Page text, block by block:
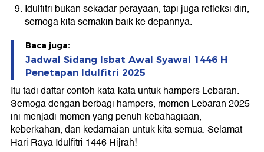
Idulfitri bukan sekadar perayaan, tapi juga refleksi diri,
semoga kita semakin baik ke depannya.
Baca juga:
Jadwal Sidang Isbat Awal Syawal 1446 H
Penetapan Idulfitri 2025
Itu tadi daftar contoh kata-kata untuk hampers Lebaran.
Semoga dengan berbagi hampers, momen Lebaran 2025
ini menjadi momen yang penuh kebahagiaan,
keberkahan, dan kedamaian untuk kita semua. Selamat
Hari Raya Idulfitri 1446 Hijrah!